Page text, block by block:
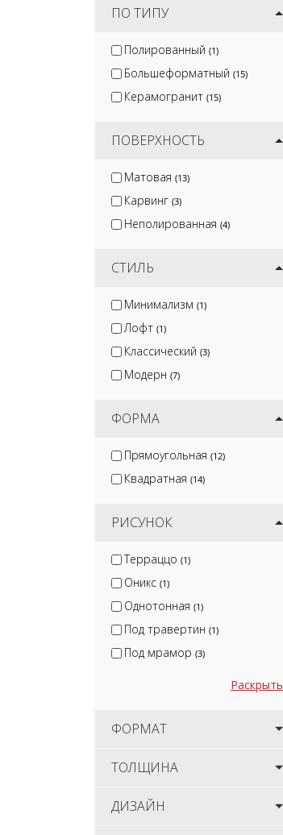
ПО ТИПУ
Полированный (1)
Большеформатный (15)
Керамогранит (15)
ПОВЕРХНОСТЬ
Матовая (13)
Карвинг (3)
Неполированная (4)
СТИЛЬ
Минимализм (1)
Лофт (1)
Классический (3)
Модерн (7)
ФОРМА
Прямоугольная (12)
Квадратная (14)
РИСУНОК
Терраццо (1)
Оникс (1)
Однотонная (1)
Под травертин (1)
Под мрамор (3)
Раскрыть
ФОРМАТ
ТОЛЩИНА
ДИЗАЙН